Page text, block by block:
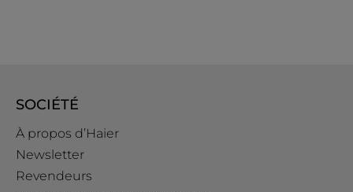
SOCIÉTÉ
À propos d’Haier
Newsletter
Revendeurs